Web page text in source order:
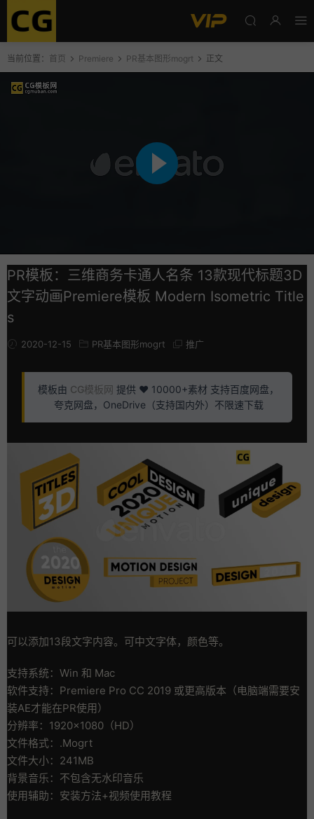
当前位置： 首页 Premiere PR基本图形mogrt 正文
PR模板：三维商务卡通人名条 13款现代标题3D
文字动画Premiere模板 Modern Isometric Title
s
2020-12-15 PR基本图形mogrt 推广
模板由 CG模板网 提供 ❤️ 10000+素材 支持百度网盘，
夸克网盘，OneDrive（支持国内外）不限速下载
可以添加13段文字内容。可中文字体，颜色等。
支持系统：Win 和 Mac
软件支持：Premiere Pro CC 2019 或更高版本（电脑端需要安
装AE才能在PR使用）
分辨率：1920×1080（HD）
文件格式：.Mogrt
文件大小：241MB
背景音乐：不包含无水印音乐
使用辅助：安装方法+视频使用教程